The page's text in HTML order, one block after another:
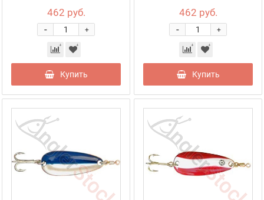
462 руб.
+
-
Купить
462 руб.
+
-
Купить